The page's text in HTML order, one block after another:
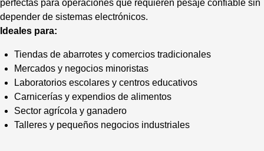
perfectas para operaciones que requieren pesaje confiable sin
depender de sistemas electrónicos.
Ideales para:
Tiendas de abarrotes y comercios tradicionales
Mercados y negocios minoristas
Laboratorios escolares y centros educativos
Carnicerías y expendios de alimentos
Sector agrícola y ganadero
Talleres y pequeños negocios industriales